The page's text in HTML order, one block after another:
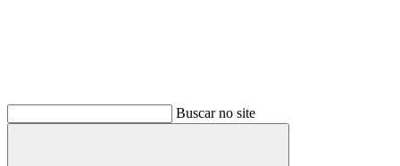
Buscar no site